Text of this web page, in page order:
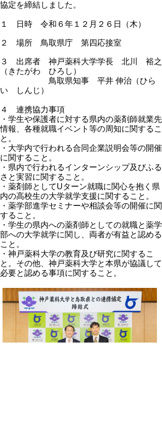
協定を締結しました。
１ 日時 令和６年１２月２６日（木）
２ 場所 鳥取県庁 第四応接室
３ 出席者 神戸薬科大学学長 北川 裕之
（きたがわ ひろし）
鳥取県知事 平井 伸治（ひら
い しんじ）
４ 連携協力事項
・学生や保護者に対する県内の薬剤師就業先
情報、各種就職イベント等の周知に関するこ
と。
・大学内で行われる合同企業説明会等の開催
に関すること。
・県内で行われるインターンシップ及びふる
さと実習に関すること。
・薬剤師としてUターン就職に関心を抱く県
内の高校生の大学就学支援に関すること。
・薬学部進学セミナーや相談会等の開催に関
すること。
・学生の県内への薬剤師としての就職と薬学
部への大学就学に関し、両者が有益と認める
こと。
・神戸薬科大学の教育及び研究に関するこ
と。その他、神戸薬科大学と本県が協議して
必要と認める事項に関すること。